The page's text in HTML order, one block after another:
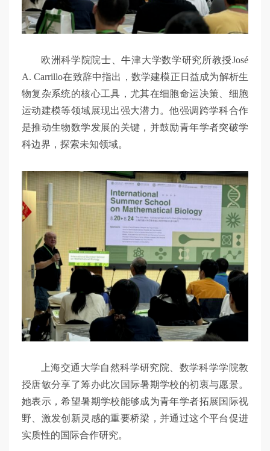
欧洲科学院院士、牛津大学数学研究所教授José
A. Carrillo在致辞中指出，数学建模正日益成为解析生
物复杂系统的核心工具，尤其在细胞命运决策、细胞
运动建模等领域展现出强大潜力。他强调跨学科合作
是推动生物数学发展的关键，并鼓励青年学者突破学
科边界，探索未知领域。
上海交通大学自然科学研究院、数学科学学院教
授唐敏分享了筹办此次国际暑期学校的初衷与愿景。
她表示，希望暑期学校能够成为青年学者拓展国际视
野、激发创新灵感的重要桥梁，并通过这个平台促进
实质性的国际合作研究。